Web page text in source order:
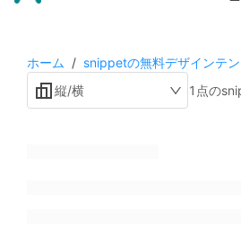
ホーム / snippetの無料デザインテ
縦/横
1点の